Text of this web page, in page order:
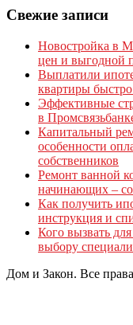
Свежие записи
Новостройка в
цен и выгодной
Выплатили
квартиры
Эффективные
в
Капитальный
особенности
собственников
Ремонт ванной
начинающих –
Как получить
инструкция и
Кого вызвать
выбору
Дом и Закон. Все